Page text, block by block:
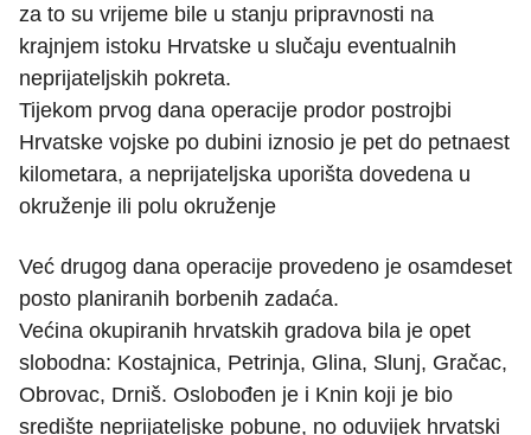
za to su vrijeme bile u stanju pripravnosti na
krajnjem istoku Hrvatske u slučaju eventualnih
neprijateljskih pokreta.
Tijekom prvog dana operacije prodor postrojbi
Hrvatske vojske po dubini iznosio je pet do petnaest
kilometara, a neprijateljska uporišta dovedena u
okruženje ili polu okruženje
Već drugog dana operacije provedeno je osamdeset
posto planiranih borbenih zadaća.
Većina okupiranih hrvatskih gradova bila je opet
slobodna: Kostajnica, Petrinja, Glina, Slunj, Gračac,
Obrovac, Drniš. Oslobođen je i Knin koji je bio
središte neprijateljske pobune, no oduvijek hrvatski